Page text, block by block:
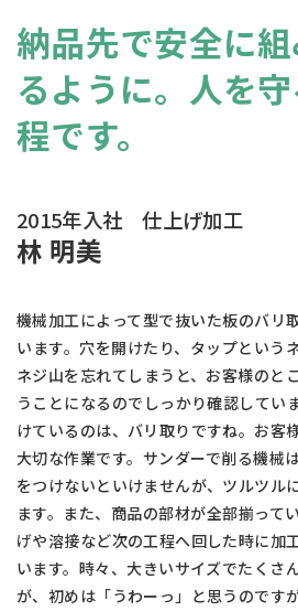
納品先で安全に
るように。 人を
程です。
2015年入社 仕上げ加工
林 明美
機械加工によって型で抜いた板のバリ
います。穴を開けたり、タップという
ネジ山を忘れてしまうと、お客様のと
うことになるのでしっかり確認してい
けているのは、バリ取りですね。お客
大切な作業です。サンダーで削る機械
をつけないといけませんが、ツルツル
ます。また、商品の部材が全部揃って
げや溶接など次の工程へ回した時に加
います。時々、大きいサイズでたくさ
が、初めは「うわーっ」と思うのです